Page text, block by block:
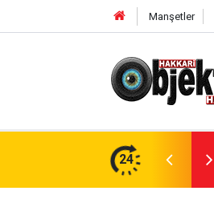
Manşetler
24
köprüler tarihe karışıyor